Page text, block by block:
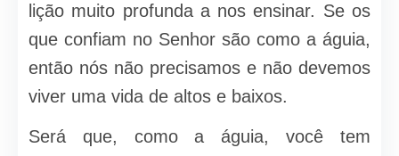
lição muito profunda a nos ensinar. Se os
que confiam no Senhor são como a águia,
então nós não precisamos e não devemos
viver uma vida de altos e baixos.
Será que, como a águia, você tem